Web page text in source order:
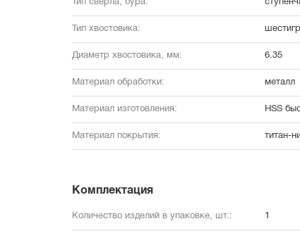
Тип сверла, бура:
Тип хвостовика:
Диаметр хвостовика, мм: 6.35
Материал обработки: металл
Материал изготовления: HSS
Материал покрытия: титан-
Комплектация
Количество изделий в упаковке, шт.: 1